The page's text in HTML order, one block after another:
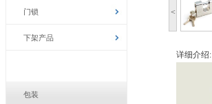
门锁
下架产品
包装
<
详细介绍: